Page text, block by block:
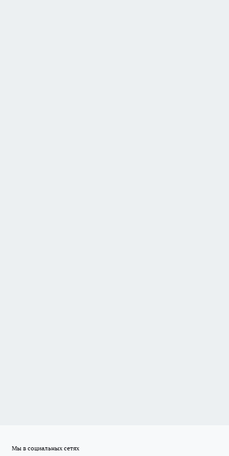
Мы в социальных сетях